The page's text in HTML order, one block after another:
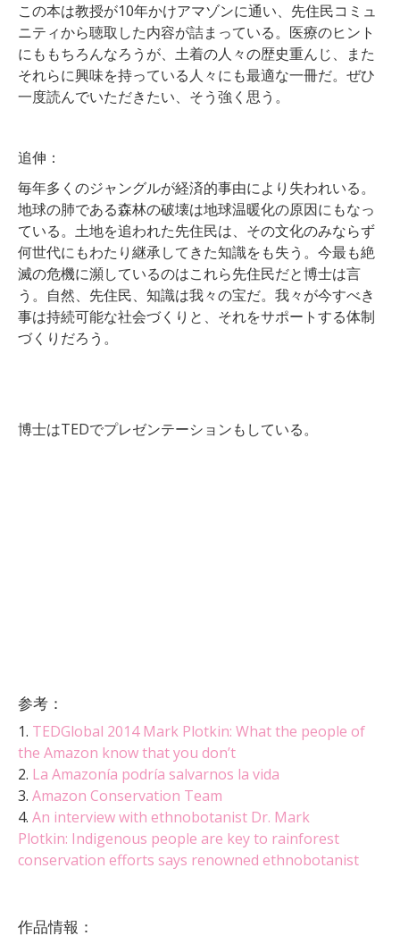
この本は教授が10年かけアマゾンに通い、先住民コミュ
ニティから聴取した内容が詰まっている。医療のヒント
にももちろんなろうが、土着の人々の歴史重んじ、また
それらに興味を持っている人々にも最適な一冊だ。ぜひ
一度読んでいただきたい、そう強く思う。
追伸：
毎年多くのジャングルが経済的事由により失われいる。
地球の肺である森林の破壊は地球温暖化の原因にもなっ
ている。土地を追われた先住民は、その文化のみならず
何世代にもわたり継承してきた知識をも失う。今最も絶
滅の危機に瀕しているのはこれら先住民だと博士は言
う。自然、先住民、知識は我々の宝だ。我々が今すべき
事は持続可能な社会づくりと、それをサポートする体制
づくりだろう。
博士はTEDでプレゼンテーションもしている。
参考：
1. TEDGlobal 2014 Mark Plotkin: What the people of
the Amazon know that you don’t
2. La Amazonía podría salvarnos la vida
3. Amazon Conservation Team
4. An interview with ethnobotanist Dr. Mark
Plotkin: Indigenous people are key to rainforest
conservation efforts says renowned ethnobotanist
作品情報：